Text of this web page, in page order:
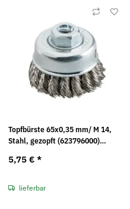
Topfbürste 65x0,35 mm/ M 14,
Stahl, gezopft (623796000)
5,75 € *
lieferbar